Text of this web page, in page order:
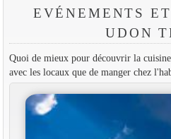
EVÉNEMENTS
UDON
Quoi de mieux pour découvrir la
avec les locaux que de manger chez